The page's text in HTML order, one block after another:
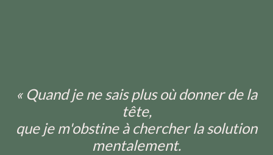
« Quand je ne sais plus où donner de la
tête,
que je m'obstine à chercher la solution
mentalement.